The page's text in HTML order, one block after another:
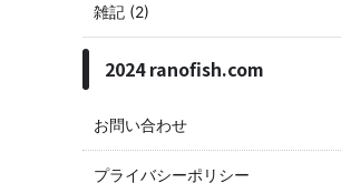
雑記 (2)
2024 ranofish.com
お問い合わせ
プライバシーポリシー